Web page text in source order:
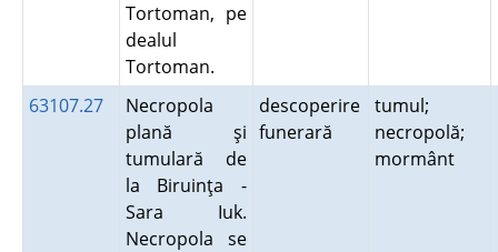
Tortoman, pe
dealul
Tortoman.
63107.27
Necropola
plană şi
tumulară de
la Biruinţa -
Sara Iuk.
Necropola se
descoperire
funerară
tumul;
necropolă;
mormânt